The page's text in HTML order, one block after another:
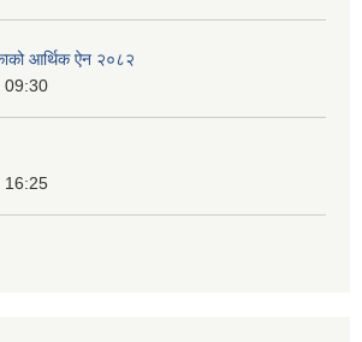
आर्थिक ऐन २०८२
09:30
16:25